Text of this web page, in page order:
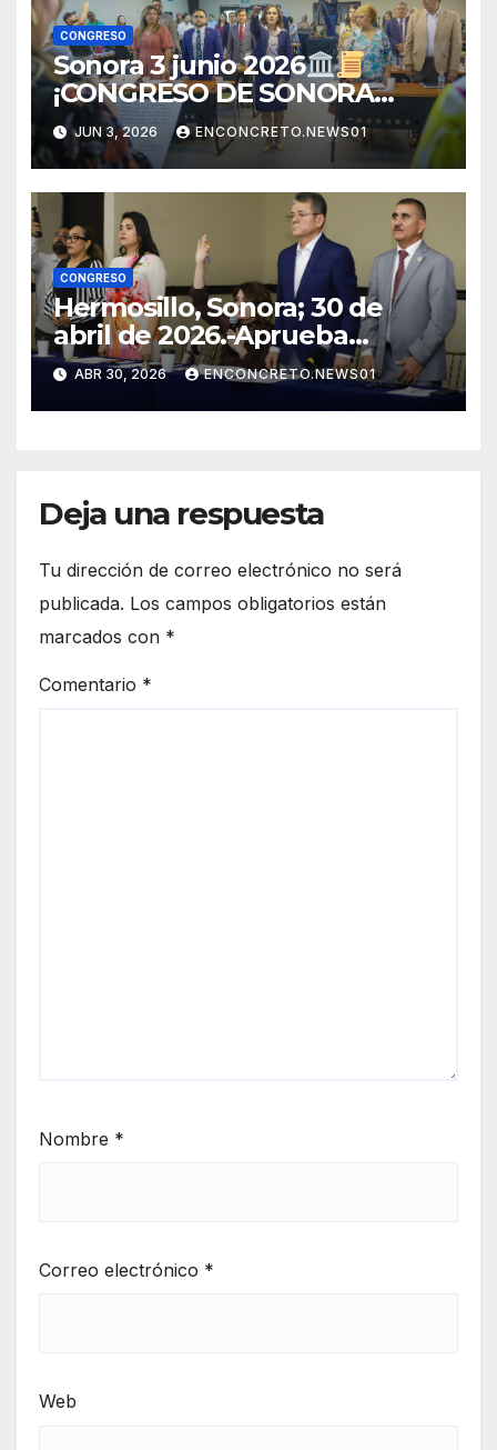
CONGRESO
Sonora 3 junio 2026
¡CONGRESO DE SONORA
APRUEBA CAMBIOS
ELECTORALES Y ANALIZA
NUEVAS REFORMAS!
JUN 3, 2026 ENCONCRETO.NEWS01
CONGRESO
Hermosillo, Sonora; 30 de
abril de 2026.-Aprueba
Congreso de Sonora ley para
personas migrantes, atiende
amparo y concluye periodo
ABR 30, 2026 ENCONCRETO.NEWS01
Deja una respuesta
Tu dirección de correo electrónico no será
publicada. Los campos obligatorios están
marcados con *
Comentario *
Nombre *
Correo electrónico *
Web